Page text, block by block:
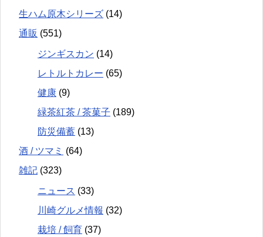
生ハム原木シリーズ (14)
通販 (551)
ジンギスカン (14)
レトルトカレー (65)
健康 (9)
緑茶紅茶 / 茶菓子 (189)
防災備蓄 (13)
酒 / ツマミ (64)
雑記 (323)
ニュース (33)
川崎グルメ情報 (32)
栽培 / 飼育 (37)